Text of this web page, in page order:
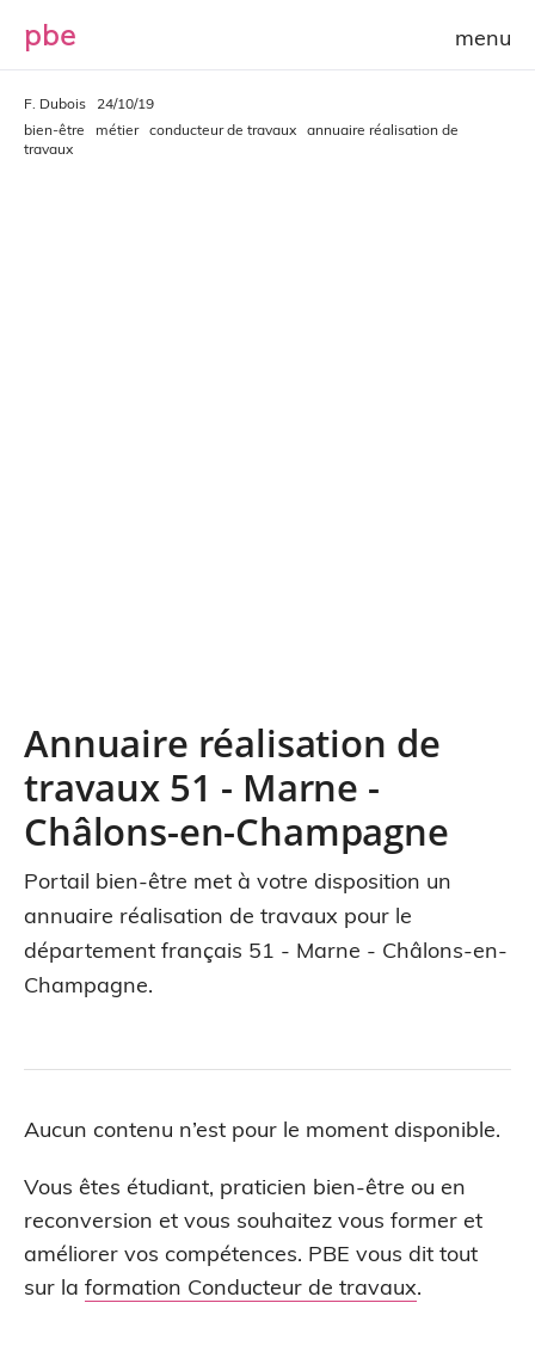
pbe
F. Dubois
24/10/19
bien-être
métier conducteur de travaux annuaire réalisation de
travaux
Annuaire réalisation de
travaux 51 - Marne -
Châlons-en-Champagne
Portail bien-être met à votre disposition un
annuaire réalisation de travaux pour le
département français 51 - Marne - Châlons-en-
Champagne.
Aucun contenu n’est pour le moment disponible.
Vous êtes étudiant, praticien bien-être ou en
reconversion et vous souhaitez vous former et
améliorer vos compétences. PBE vous dit tout
sur la formation Conducteur de travaux.